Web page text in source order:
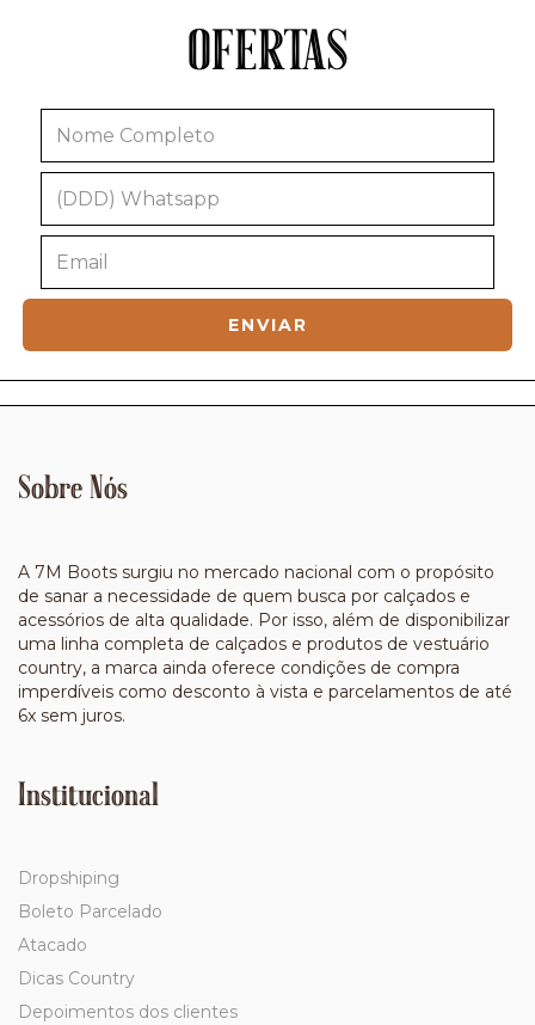
OFERTAS
Sobre Nós
A 7M Boots surgiu no mercado nacional com o propósito
de sanar a necessidade de quem busca por calçados e
acessórios de alta qualidade. Por isso, além de disponibilizar
uma linha completa de calçados e produtos de vestuário
country, a marca ainda oferece condições de compra
imperdíveis como desconto à vista e parcelamentos de até
6x sem juros.
Institucional
Dropshiping
Boleto Parcelado
Atacado
Dicas Country
Depoimentos dos clientes